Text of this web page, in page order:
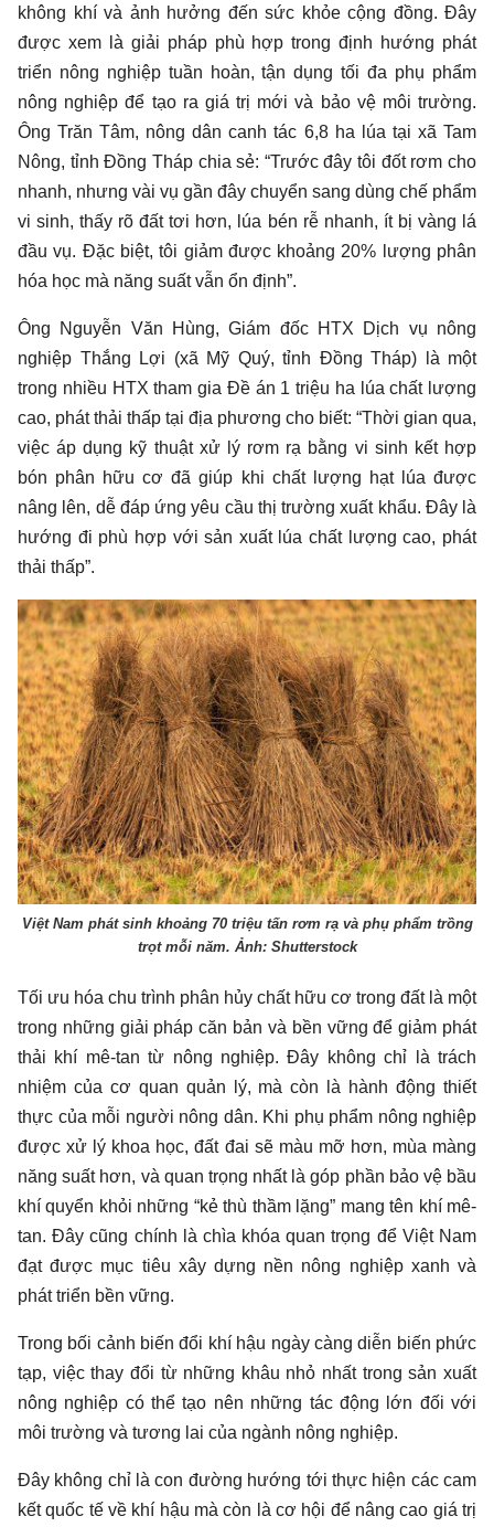
không khí và ảnh hưởng đến sức khỏe cộng đồng. Đây
được xem là giải pháp phù hợp trong định hướng phát
triển nông nghiệp tuần hoàn, tận dụng tối đa phụ phẩm
nông nghiệp để tạo ra giá trị mới và bảo vệ môi trường.
Ông Trăn Tâm, nông dân canh tác 6,8 ha lúa tại xã Tam
Nông, tỉnh Đồng Tháp chia sẻ: “Trước đây tôi đốt rơm cho
nhanh, nhưng vài vụ gần đây chuyển sang dùng chế phẩm
vi sinh, thấy rõ đất tơi hơn, lúa bén rễ nhanh, ít bị vàng lá
đầu vụ. Đặc biệt, tôi giảm được khoảng 20% lượng phân
hóa học mà năng suất vẫn ổn định”.
Ông Nguyễn Văn Hùng, Giám đốc HTX Dịch vụ nông
nghiệp Thắng Lợi (xã Mỹ Quý, tỉnh Đồng Tháp) là một
trong nhiều HTX tham gia Đề án 1 triệu ha lúa chất lượng
cao, phát thải thấp tại địa phương cho biết: “Thời gian qua,
việc áp dụng kỹ thuật xử lý rơm rạ bằng vi sinh kết hợp
bón phân hữu cơ đã giúp khi chất lượng hạt lúa được
nâng lên, dễ đáp ứng yêu cầu thị trường xuất khẩu. Đây là
hướng đi phù hợp với sản xuất lúa chất lượng cao, phát
thải thấp”.
Việt Nam phát sinh khoảng 70 triệu tấn rơm rạ và phụ phẩm trồng
trọt mỗi năm. Ảnh: Shutterstock
Tối ưu hóa chu trình phân hủy chất hữu cơ trong đất là một
trong những giải pháp căn bản và bền vững để giảm phát
thải khí mê-tan từ nông nghiệp. Đây không chỉ là trách
nhiệm của cơ quan quản lý, mà còn là hành động thiết
thực của mỗi người nông dân. Khi phụ phẩm nông nghiệp
được xử lý khoa học, đất đai sẽ màu mỡ hơn, mùa màng
năng suất hơn, và quan trọng nhất là góp phần bảo vệ bầu
khí quyển khỏi những “kẻ thù thầm lặng” mang tên khí mê-
tan. Đây cũng chính là chìa khóa quan trọng để Việt Nam
đạt được mục tiêu xây dựng nền nông nghiệp xanh và
phát triển bền vững.
Trong bối cảnh biến đổi khí hậu ngày càng diễn biến phức
tạp, việc thay đổi từ những khâu nhỏ nhất trong sản xuất
nông nghiệp có thể tạo nên những tác động lớn đối với
môi trường và tương lai của ngành nông nghiệp.
Đây không chỉ là con đường hướng tới thực hiện các cam
kết quốc tế về khí hậu mà còn là cơ hội để nâng cao giá trị